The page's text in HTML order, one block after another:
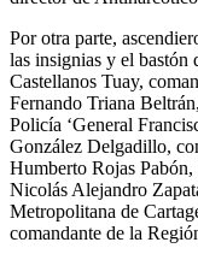
Por otra parte,
las insignias y el bastón
Castellanos Tuay,
Fernando Triana
Policía ‘General
González Delgadillo,
Humberto Rojas
Nicolás Alejandro
Metropolitana de
comandante de la